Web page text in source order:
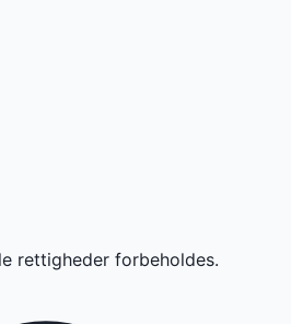
rettigheder forbeholdes.